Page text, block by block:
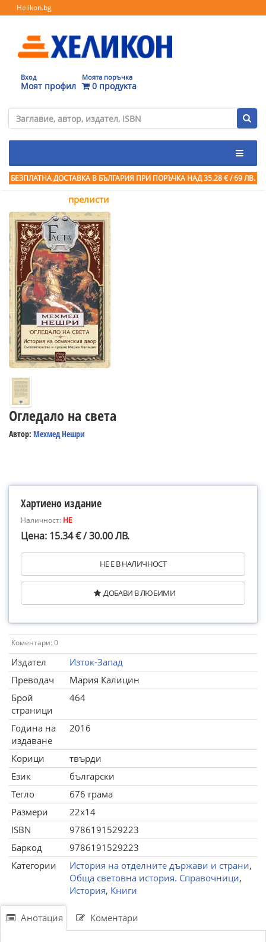
Helikon.bg
Вход
Моят профил
Моята поръчка
0 продукта
БЕЗПЛАТНА ДОСТАВКА В БЪЛГАРИЯ ПРИ ПОРЪЧКА НАД 35.28 € / 69 ЛВ.
прелисти
Огледало на света
Автор: Мехмед Нешри
Хартиено издание
Наличност: НЕ
Цена: 15.34 € / 30.00 ЛВ.
НЕ Е В НАЛИЧНОСТ
ДОБАВИ В ЛЮБИМИ
Коментари: 0
Издател
Изток-Запад
Преводач
Мария Калицин
Брой
страници
464
Година на
издаване
2016
Корици
твърди
Език
български
Тегло
676 грама
Размери
22x14
ISBN
9786191529223
Баркод
9786191529223
Категории
История на отделните държави и страни,
Обща световна история. Справочници,
История, Книги
Анотация Коментари